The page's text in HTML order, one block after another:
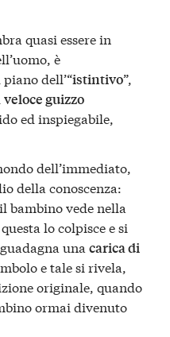
quasi essere in
è
dell’“istintivo”,
veloce guizzo
ed inspiegabile,
dell’immediato,
della conoscenza:
bambino vede nella
lo colpisce e si
unacarica di
e tale si rivela,
originale, quando
ormai divenuto